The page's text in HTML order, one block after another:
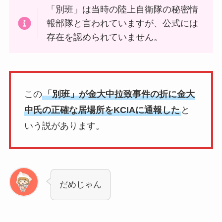
「別班」は当時の陸上自衛隊の秘密情
報部隊と言われていますが、公式には
存在を認められていません。
この「別班」が金大中拉致事件の折に金大
中氏の正確な居場所をKCIAに通報したと
いう説があります。
だめじゃん